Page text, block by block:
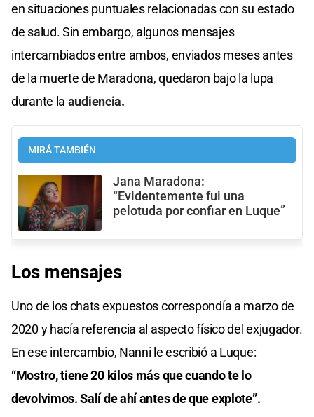
en situaciones puntuales relacionadas con su estado
de salud. Sin embargo, algunos mensajes
intercambiados entre ambos, enviados meses antes
de la muerte de Maradona, quedaron bajo la lupa
durante la audiencia.
MIRÁ TAMBIÉN
Jana Maradona:
“Evidentemente fui una
pelotuda por confiar en Luque”
Los mensajes
Uno de los chats expuestos correspondía a marzo de
2020 y hacía referencia al aspecto físico del exjugador.
En ese intercambio, Nanni le escribió a Luque:
“Mostro, tiene 20 kilos más que cuando te lo
devolvimos. Salí de ahí antes de que explote”.